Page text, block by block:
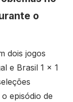
o
dois jogos
e Brasil 1 x 1
episódio de